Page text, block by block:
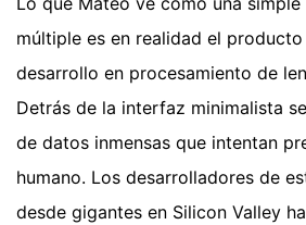
múltiple es en realidad el
desarrollo en procesamiento de
Detrás de la interfaz minimalista
de datos inmensas que intentan
humano. Los desarrolladores de
desde gigantes en Silicon Valley